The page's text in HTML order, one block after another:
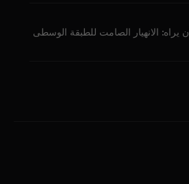
يراه: الانهيار الصامت للطبقة الوسطى